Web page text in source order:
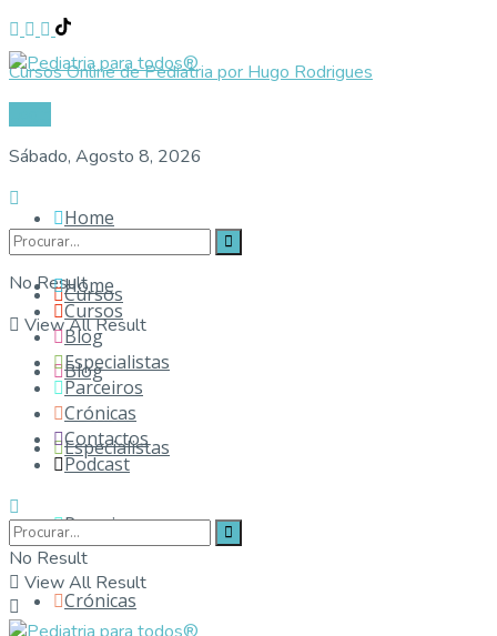
Cursos Online de Pediatria por Hugo Rodrigues
Sábado, Agosto 8, 2026
No Result
View All Result
Home
Cursos
Blog
Especialistas
Parceiros
Crónicas
Home
Cursos
Blog
Especialistas
Parceiros
Crónicas
Contactos
Podcast
No Result
View All Result